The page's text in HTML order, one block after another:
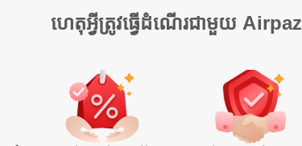
ហេតុអ្វីត្រូវធ្វើដំណើរជាមួយ Airpaz